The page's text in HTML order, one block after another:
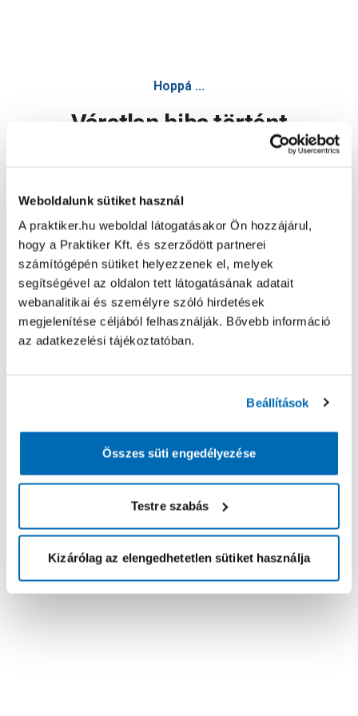
Weboldalunk sütiket használ
A praktiker.hu weboldal látogatásakor Ön hozzájárul,
hogy a Praktiker Kft. és szerződött partnerei
számítógépén sütiket helyezzenek el, melyek
segítségével az oldalon tett látogatásának adatait
webanalitikai és személyre szóló hirdetések
megjelenítése céljából felhasználják. Bővebb információ
az adatkezelési tájékoztatóban.
Beállítások
Összes süti engedélyezése
Testre szabás
Kizárólag az elengedhetetlen sütiket használja
Hoppá ...
Váratlan hiba történt
Oldal újratöltése